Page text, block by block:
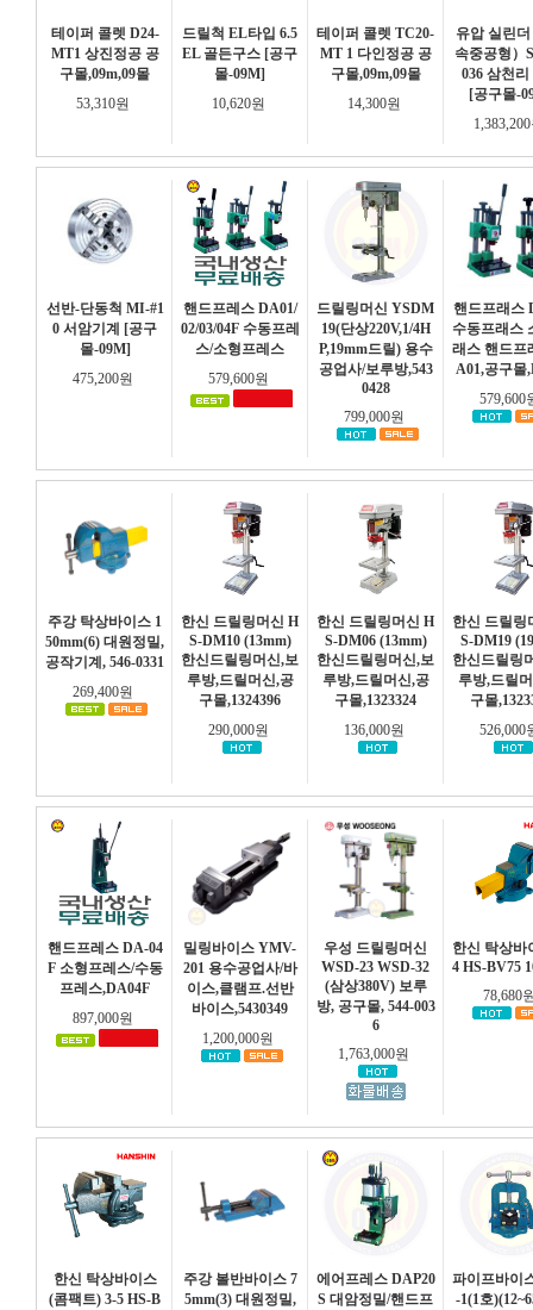
테이퍼 콜렛 D24-
MT1 상진정공 공
구몰,09m,09몰
53,310원
드릴척 EL타입 6.5
EL 골든구스 [공구
몰-09M]
10,620원
테이퍼 콜렛 TC20-
MT 1 다인정공 공
구몰,09m,09몰
14,300원
유압 실린
속중공형）
036 삼천리
[공구몰-
선반-단동척 MI-#1
0 서암기계 [공구
몰-09M]
475,200원
핸드프레스 DA01/
02/03/04F 수동프레
스/소형프레스
579,600원
드릴링머신 YSDM
19(단상220V,1/4H
P,19mm드릴) 용수
공업사/보루방,543
0428
799,000원
핸드프래스
수동프래스
래스 핸드프
A01,공구몰
579,600
주강 탁상바이스 1
50mm(6) 대원정밀,
공작기계, 546-0331
269,400원
한신 드릴링머신 H
S-DM10 (13mm)
한신드릴링머신,보
루방,드릴머신,공
구몰,1324396
290,000원
한신 드릴링머신 H
S-DM06 (13mm)
한신드릴링머신,보
루방,드릴머신,공
구몰,1323324
136,000원
한신 드릴링
S-DM19
한신드릴링
루방,드릴
구몰
526,000
핸드프레스 DA-04
F 소형프레스/수동
프레스,DA04F
897,000원
밀링바이스 YMV-
201 용수공업사/바
이스,클램프.선반
바이스,5430349
1,200,000원
우성 드릴링머신
WSD-23 WSD-32
(삼상380V) 보루
방, 공구몰, 544-003
6
1,763,000원
한신 탁상바
4 HS-BV75
78,680
한신 탁상바이스
(콤팩트) 3-5 HS-B
주강 볼반바이스 7
5mm(3) 대원정밀,
에어프레스 DAP20
S 대암정밀/핸드프
파이프바이
-1(1호